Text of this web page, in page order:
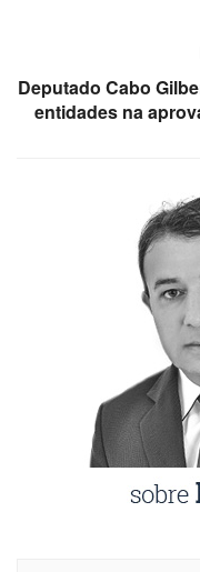
Deputado Cabo
entidades na